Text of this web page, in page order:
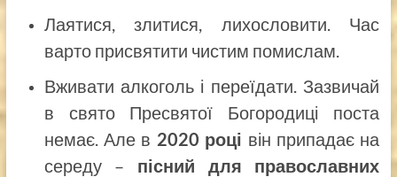
Лаятися, злитися, лихословити. Час
варто присвятити чистим помислам.
Вживати алкоголь і переїдати. Зазвичай
в свято Пресвятої Богородиці поста
немає. Але в 2020 році він припадає на
середу – пісний для православних